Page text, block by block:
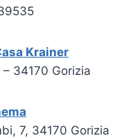
Krainer
34170 Gorizia
7, 34170 Gorizia